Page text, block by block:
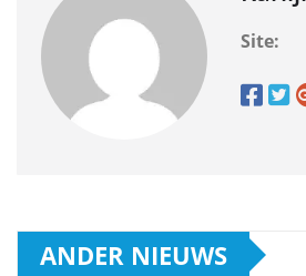
Site:
ANDER NIEUWS